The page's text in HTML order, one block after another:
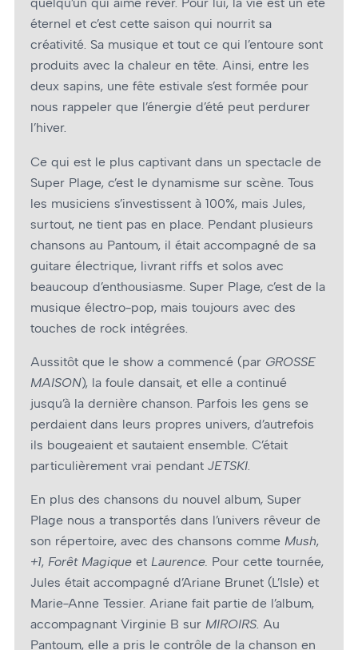
éternel et c’est cette saison qui nourrit sa
créativité. Sa musique et tout ce qui l’entoure sont
produits avec la chaleur en tête. Ainsi, entre les
deux sapins, une fête estivale s’est formée pour
nous rappeler que l’énergie d’été peut perdurer
l’hiver.
Ce qui est le plus captivant dans un spectacle de
Super Plage, c’est le dynamisme sur scène. Tous
les musiciens s’investissent à 100%, mais Jules,
surtout, ne tient pas en place. Pendant plusieurs
chansons au Pantoum, il était accompagné de sa
guitare électrique, livrant riffs et solos avec
beaucoup d’enthousiasme. Super Plage, c’est de la
musique électro-pop, mais toujours avec des
touches de rock intégrées.
Aussitôt que le show a commencé (par GROSSE
MAISON), la foule dansait, et elle a continué
jusqu’à la dernière chanson. Parfois les gens se
perdaient dans leurs propres univers, d’autrefois
ils bougeaient et sautaient ensemble. C’était
particulièrement vrai pendant JETSKI.
En plus des chansons du nouvel album, Super
Plage nous a transportés dans l’univers rêveur de
son répertoire, avec des chansons comme Mush,
+1, Forêt Magique et Laurence. Pour cette tournée,
Jules était accompagné d’Ariane Brunet (L’Isle) et
Marie-Anne Tessier. Ariane fait partie de l’album,
accompagnant Virginie B sur MIROIRS. Au
Pantoum, elle a pris le contrôle de la chanson en